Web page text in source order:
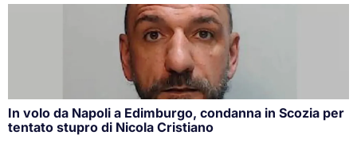
In volo da Napoli a Edimburgo, condanna in Scozia per
tentato stupro di Nicola Cristiano